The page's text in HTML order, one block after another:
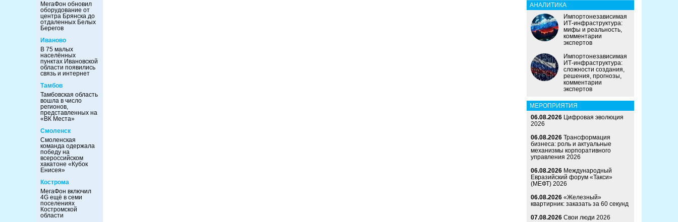
МегаФон обновил
оборудование от
центра Брянска до
отдаленных Белых
Берегов
Иваново
В 75 малых
населённых
пунктах Ивановской
области появились
связь и интернет
Тамбов
Тамбовская область
вошла в число
регионов,
представленных на
«ВК Места»
Смоленск
Смоленская
команда одержала
победу на
всероссийском
хакатоне «Кубок
Енисея»
Кострома
МегаФон включил
4G ещё в семи
поселениях
Костромской
области
АНАЛИТИКА
Импортонезависимая
ИТ-инфраструктура:
мифы и реальность,
комментарии
экспертов
Импортонезависимая
ИТ-инфраструктура:
сложности создания,
решения, прогнозы,
комментарии
экспертов
МЕРОПРИЯТИЯ
06.08.2026 Цифровая эволюция
2026
06.08.2026 Трансформация
бизнеса: роль и актуальные
механизмы корпоративного
управления 2026
06.08.2026 Международный
Евразийский форум «Такси»
(МЕФТ) 2026
06.08.2026 «Железный»
квартирник: заказать за 60 секунд
07.08.2026 Свои люди 2026